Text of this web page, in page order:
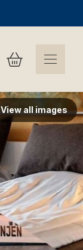
View all images